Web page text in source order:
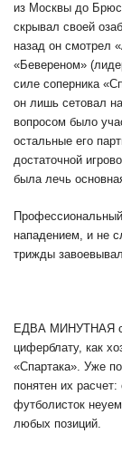
из Москвы до
скрывал своей
назад он смотрел
«Бевереном»
силе соперника
он лишь сетовал
вопросом было
остальные его
достаточной
была лечь
нападением, и не
трижды
ЕДВА МИНУТНАЯ
циферблату, как
«Спартака». Уже
понятен их
футболисток
любых позиций.